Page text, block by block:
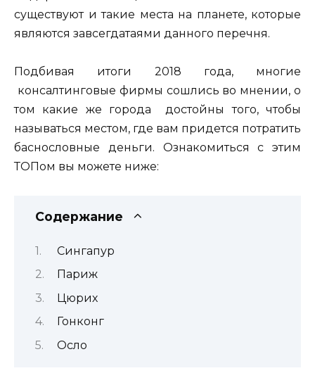
существуют и такие места на планете, которые
являются завсегдатаями данного перечня.
Подбивая итоги 2018 года, многие
консалтинговые фирмы сошлись во мнении, о
том какие же города достойны того, чтобы
называться местом, где вам придется потратить
баснословные деньги. Ознакомиться с этим
ТОПом вы можете ниже:
Содержание
Сингапур
Париж
Цюрих
Гонконг
Осло